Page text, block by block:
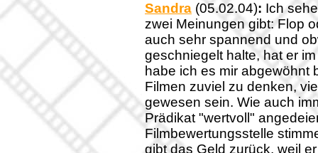
Sandra (05.02.04): Ich
zwei Meinungen gibt: Flop
auch sehr spannend und
geschniegelt halte, hat er
habe ich es mir abgewöhnt
Filmen zuviel zu denken,
gewesen sein. Wie auch
Prädikat "wertvoll"
Filmbewertungsstelle
gibt das Geld zurück, weil